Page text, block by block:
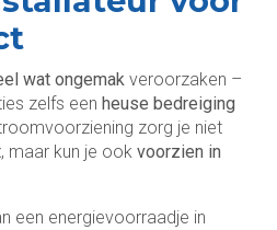
wat ongemak veroorzaken –
zelfs een heuse bedreiging
zorg je niet
, maar kun je ook voorzien in
een energievoorraadje in